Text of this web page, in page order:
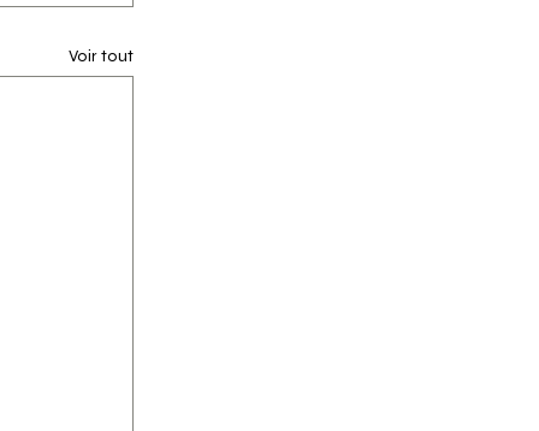
Voir tout